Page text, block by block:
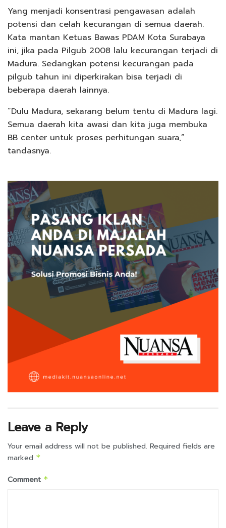
Yang menjadi konsentrasi pengawasan adalah
potensi dan celah kecurangan di semua daerah.
Kata mantan Ketuas Bawas PDAM Kota Surabaya
ini, jika pada Pilgub 2008 lalu kecurangan terjadi di
Madura. Sedangkan potensi kecurangan pada
pilgub tahun ini diperkirakan bisa terjadi di
beberapa daerah lainnya.
“Dulu Madura, sekarang belum tentu di Madura lagi.
Semua daerah kita awasi dan kita juga membuka
BB center untuk proses perhitungan suara,”
tandasnya.
Leave a Reply
Your email address will not be published. Required fields are
marked *
Comment *